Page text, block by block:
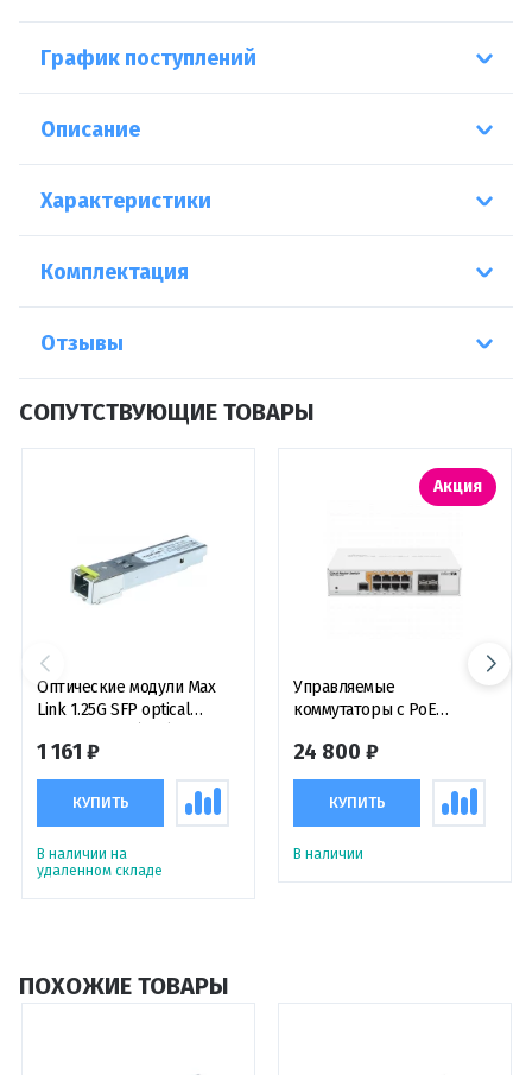
График поступлений
Описание
Характеристики
Комплектация
Отзывы
СОПУТСТВУЮЩИЕ ТОВАРЫ
Оптические модули Max
Link 1.25G SFP optical
1550/Rx1310nm, 3km, 1x LC
connector, DDM,
оптический модуль
1 161 ₽
КУПИТЬ
В наличии на
удаленном складе
Акция
Управляемые
коммутаторы с PoE
Switch CRS112-8P-4S-IN,
коммутатор с функциями
маршрутизатора
24 800 ₽
КУПИТЬ
В наличии
ПОХОЖИЕ ТОВАРЫ